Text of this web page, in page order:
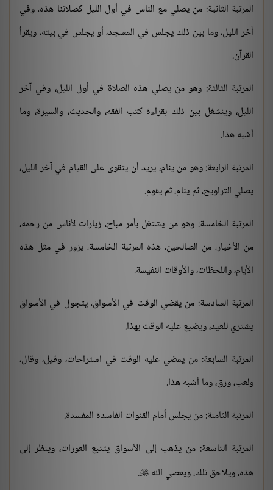
المرتبة الثانية: من يصلي مع الناس في أول الليل كصلاتنا هذه، وفي
آخر الليل، وما بين ذلك يجلس في المسجد، أو يجلس في بيته، ويقرأ
القرآن.
المرتبة الثالثة: وهو من يصلي هذه الصلاة في أول الليل، وفي آخر
الليل، وينشغل بين ذلك بقراءة كتب الفقه، والحديث، والسيرة، وما
أشبه هذا.
المرتبة الرابعة: وهو من ينام، يريد أن يتقوى على القيام في آخر الليل،
يصلي التراويح، ثم ينام، ثم يقوم.
المرتبة الخامسة: وهو من يشتغل بأمر مباح، زيارات لأناس من رحمه،
من الأخيار، من الصالحين، هذه المرتبة الخامسة، يزور في مثل هذه
الأيام، واللحظات، والأوقات النفيسة.
المرتبة السادسة: من يقضي الوقت في الأسواق، يتجول في الأسواق
يشتري للعيد، ويضيع عليه الوقت بهذا.
المرتبة السابعة: من يمضي عليه الوقت في استراحات، وقيل، وقال،
ولعب، ورق، وما أشبه هذا.
المرتبة الثامنة: من يجلس أمام القنوات الفاسدة المفسدة.
المرتبة التاسعة: من يذهب إلى الأسواق يتتبع العورات، وينظر إلى
هذه، ويلاحق تلك، ويعصي الله 
.